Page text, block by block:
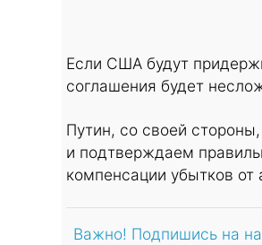
Если США будут
соглашения будет
Путин, со своей
и подтверждаем
компенсации убытков от
Важно! Подпишись на